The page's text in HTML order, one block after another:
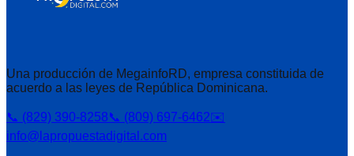
Una producción de MegainfoRD, empresa constituida de
acuerdo a las leyes de República Dominicana.
📞 (829) 390-8258📞 (809) 697-6462✉️
info@lapropuestadigital.com